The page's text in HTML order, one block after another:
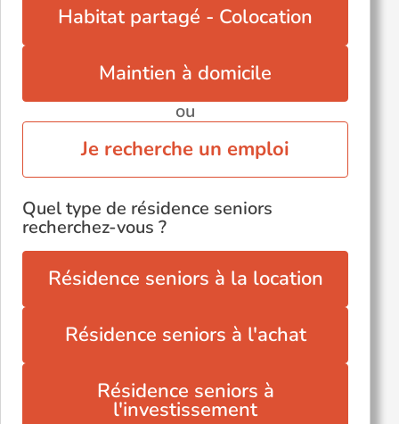
Verneuil-sur-Avre (27130)
Habitat partagé - Colocation
Maintien à domicile
ou
Je recherche un emploi
Quel type de résidence seniors
recherchez-vous ?
Résidence seniors à la location
Résidence seniors à l'achat
Résidence seniors à
l'investissement